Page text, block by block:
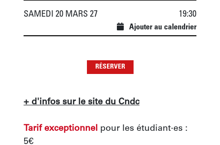
SAMEDI 20 MARS 27 19:30
Ajouter au calendrier
RÉSERVER
+ d'infos sur le site du Cndc
Tarif exceptionnel pour les étudiant·es :
5€